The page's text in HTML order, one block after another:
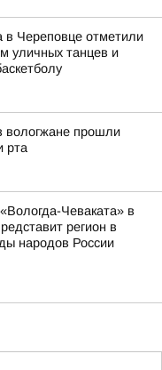
в Череповце отметили
уличных танцев и
вологжане прошли
рта
Чеваката» в
регион в
народов России